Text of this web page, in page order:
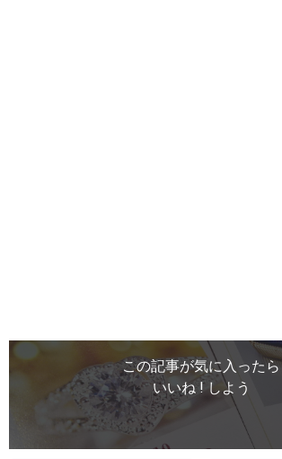
この記事が気に入ったら
いいね ! しよう